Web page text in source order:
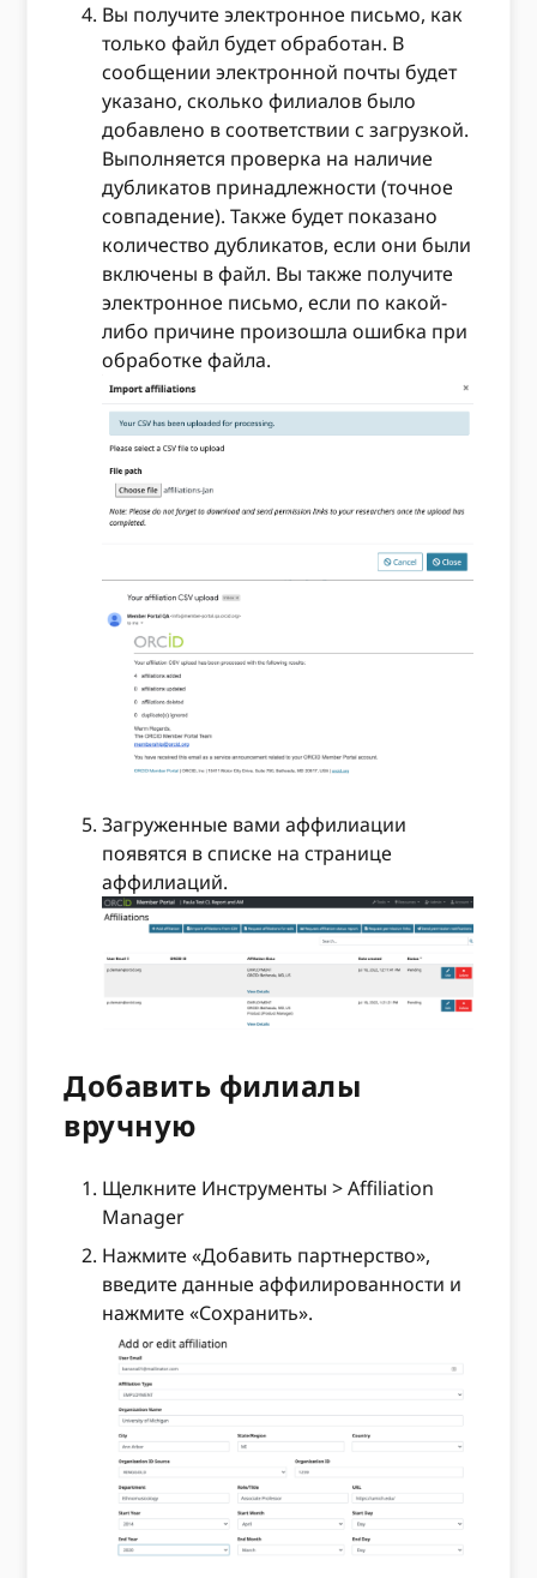
Вы получите электронное письмо, как
только файл будет обработан. В
сообщении электронной почты будет
указано, сколько филиалов было
добавлено в соответствии с загрузкой.
Выполняется проверка на наличие
дубликатов принадлежности (точное
совпадение). Также будет показано
количество дубликатов, если они были
включены в файл. Вы также получите
электронное письмо, если по какой-
либо причине произошла ошибка при
обработке файла.
Загруженные вами аффилиации
появятся в списке на странице
аффилиаций.
Добавить филиалы
вручную
Щелкните Инструменты > Affiliation
Manager
Нажмите «Добавить партнерство»,
введите данные аффилированности и
нажмите «Сохранить».